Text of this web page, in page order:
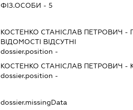
ФІЗ.ОСОБИ - 5
КОСТЕНКО СТАНІСЛАВ ПЕТРОВИЧ -
ВІДОМОСТІ ВІДСУТНІ
dossier.position -
КОСТЕНКО СТАНІСЛАВ ПЕТРОВИЧ -
dossier.position -
dossier.missingData